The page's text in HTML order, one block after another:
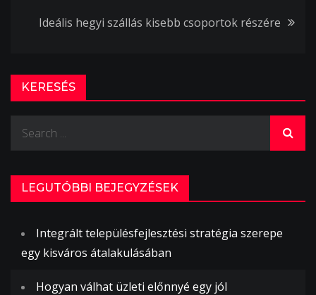
navigáció
Ideális hegyi szállás kisebb csoportok részére
KERESÉS
LEGUTÓBBI BEJEGYZÉSEK
Integrált településfejlesztési stratégia szerepe
egy kisváros átalakulásában
Hogyan válhat üzleti előnnyé egy jól